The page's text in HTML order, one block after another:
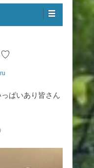
♡
ぱいあり皆さん